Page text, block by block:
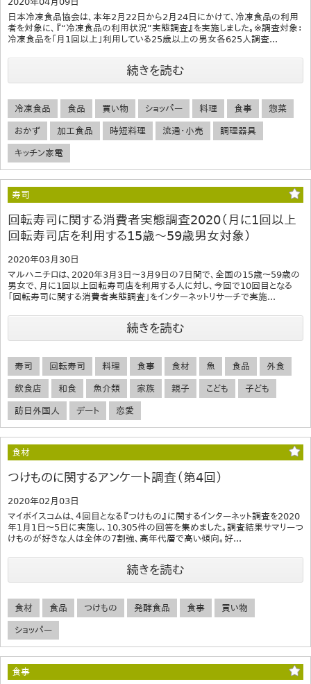
日本冷凍食品協会は、本年2月22日から2月24日にかけて、冷凍食品の利用
者を対象に、『“冷凍食品の利用状況”実態調査』を実施しました。※調査対象：
冷凍食品を「月1回以上」利用している25歳以上の男女各625人調査...
続きを読む
冷凍食品 食品 買い物 ショッパー 料理 食事 惣菜
おかず 加工食品 時短料理 流通・小売 調理器具
キッチン家電
寿司
回転寿司に関する消費者実態調査2020（月に1回以上
回転寿司店を利用する15歳～59歳男女対象）
2020年03月30日
マルハニチロは、2020年3月3日～3月9日の7日間で、全国の15歳～59歳の
男女で、月に1回以上回転寿司店を利用する人に対し、今回で10回目となる
「回転寿司に関する消費者実態調査」をインターネットリサーチで実施...
続きを読む
寿司 回転寿司 料理 食事 食材 魚 食品 外食
飲食店 和食 魚介類 家族 親子 こども 子ども
訪日外国人 デート 恋愛
食材
つけものに関するアンケート調査（第4回）
2020年02月03日
マイボイスコムは、４回目となる『つけもの』に関するインターネット調査を2020
年1月1日～5日に実施し、10,305件の回答を集めました。調査結果サマリーつ
けものが好きな人は全体の7割強、高年代層で高い傾向。好...
続きを読む
食材 食品 つけもの 発酵食品 食事 買い物
ショッパー
食事